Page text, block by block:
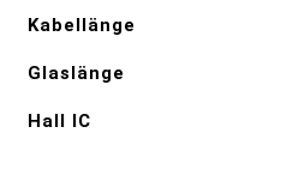
Kabellänge
Glaslänge
Hall IC